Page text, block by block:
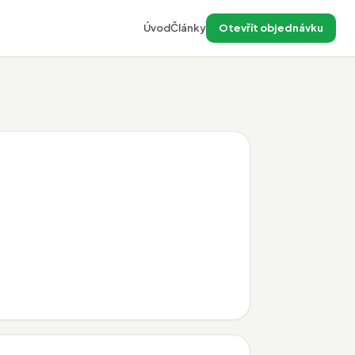
ÚvodČlánky Otevřít objednávku